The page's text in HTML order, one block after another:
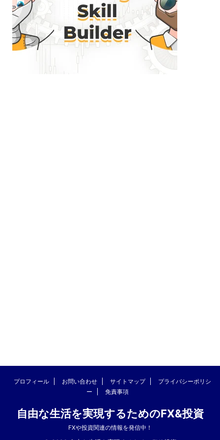
プロフィール お問い合わせ サイトマップ
プライバシーポリシ
ー
免責事項
自由な生活を実現するためのFX&投資
FXや投資関連の情報を発信中！